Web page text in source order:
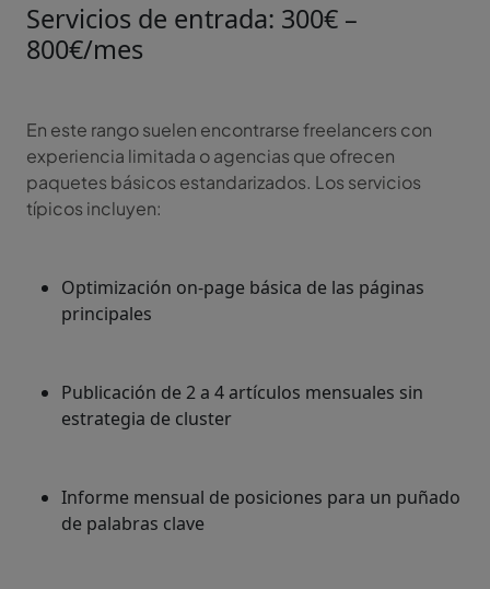
Servicios de entrada: 300€ –
800€/mes
En este rango suelen encontrarse freelancers con
experiencia limitada o agencias que ofrecen
paquetes básicos estandarizados. Los servicios
típicos incluyen:
Optimización on-page básica de las páginas
principales
Publicación de 2 a 4 artículos mensuales sin
estrategia de cluster
Informe mensual de posiciones para un puñado
de palabras clave